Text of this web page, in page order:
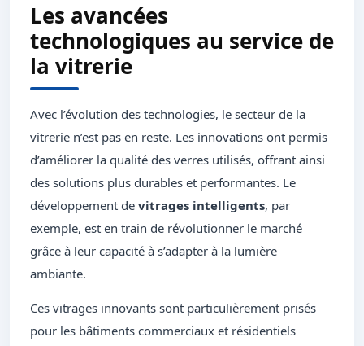
Les avancées
technologiques au service de
la vitrerie
Avec l’évolution des technologies, le secteur de la
vitrerie n’est pas en reste. Les innovations ont permis
d’améliorer la qualité des verres utilisés, offrant ainsi
des solutions plus durables et performantes. Le
développement de vitrages intelligents, par
exemple, est en train de révolutionner le marché
grâce à leur capacité à s’adapter à la lumière
ambiante.
Ces vitrages innovants sont particulièrement prisés
pour les bâtiments commerciaux et résidentiels